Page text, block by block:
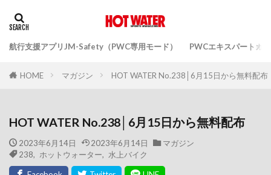
航行支援アプリJM-Safety（PWC専用モード） PWCエキスパートガ
HOME マガジン HOT WATER No.238│6月15日から無料配布
HOT WATER No.238│6月15日から無料配布
2023年6月14日 2023年6月14日
マガジン
238
ホットウォーター 水上バイク